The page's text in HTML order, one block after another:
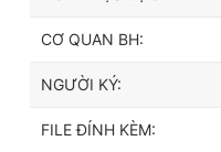
CƠ QUAN BH:
NGƯỜI KÝ:
FILE ĐÍNH KÈM: